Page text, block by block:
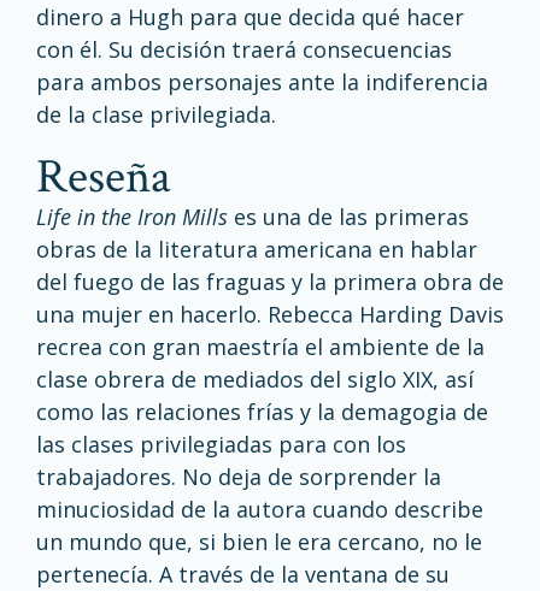
dinero a Hugh para que decida qué hacer
con él. Su decisión traerá consecuencias
para ambos personajes ante la indiferencia
de la clase privilegiada.
reseña
Life in the Iron Mills es una de las primeras
obras de la literatura americana en hablar
del fuego de las fraguas y la primera obra de
una mujer en hacerlo. Rebecca Harding Davis
recrea con gran maestría el ambiente de la
clase obrera de mediados del siglo XIX, así
como las relaciones frías y la demagogia de
las clases privilegiadas para con los
trabajadores. No deja de sorprender la
minuciosidad de la autora cuando describe
un mundo que, si bien le era cercano, no le
pertenecía. A través de la ventana de su